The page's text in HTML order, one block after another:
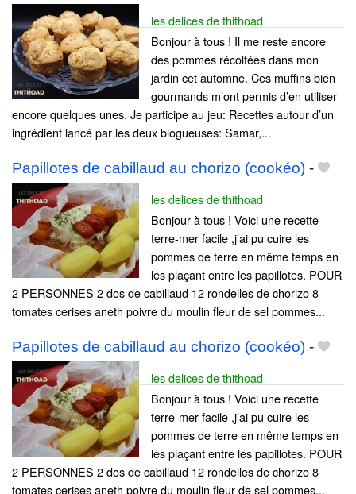
les delices de thithoad
Bonjour à tous ! Il me reste encore
des pommes récoltées dans mon
jardin cet automne. Ces muffins bien
gourmands m’ont permis d’en utiliser
encore quelques unes. Je participe au jeu: Recettes autour d’un
ingrédient lancé par les deux blogueuses: Samar,...
Papillotes de cabillaud au chorizo (cookéo) -
les delices de thithoad
Bonjour à tous ! Voici une recette
terre-mer facile ,j’ai pu cuire les
pommes de terre en même temps en
les plaçant entre les papillotes. POUR
2 PERSONNES 2 dos de cabillaud 12 rondelles de chorizo 8
tomates cerises aneth poivre du moulin fleur de sel pommes...
Papillotes de cabillaud au chorizo (cookéo) -
les delices de thithoad
Bonjour à tous ! Voici une recette
terre-mer facile ,j’ai pu cuire les
pommes de terre en même temps en
les plaçant entre les papillotes. POUR
2 PERSONNES 2 dos de cabillaud 12 rondelles de chorizo 8
tomates cerises aneth poivre du moulin fleur de sel pommes...